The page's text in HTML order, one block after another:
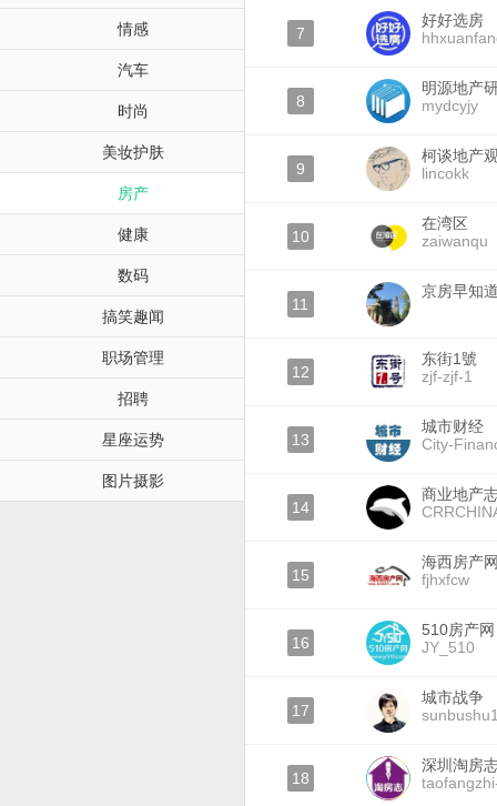
情感
汽车
时尚
美妆护肤
房产
健康
数码
搞笑趣闻
职场管理
招聘
星座运势
图片摄影
7
好好选房
8
明源地产
mydcyjy
9
柯谈地产
lincokk
10
在湾区
zaiwanqu
11
京房早知
12
东街1號
zjf-zjf-1
13
城市财经
City-
14
商业地产
15
海西房产
fjhxfcw
16
510房产网
JY_510
17
城市战争
18
深圳淘房